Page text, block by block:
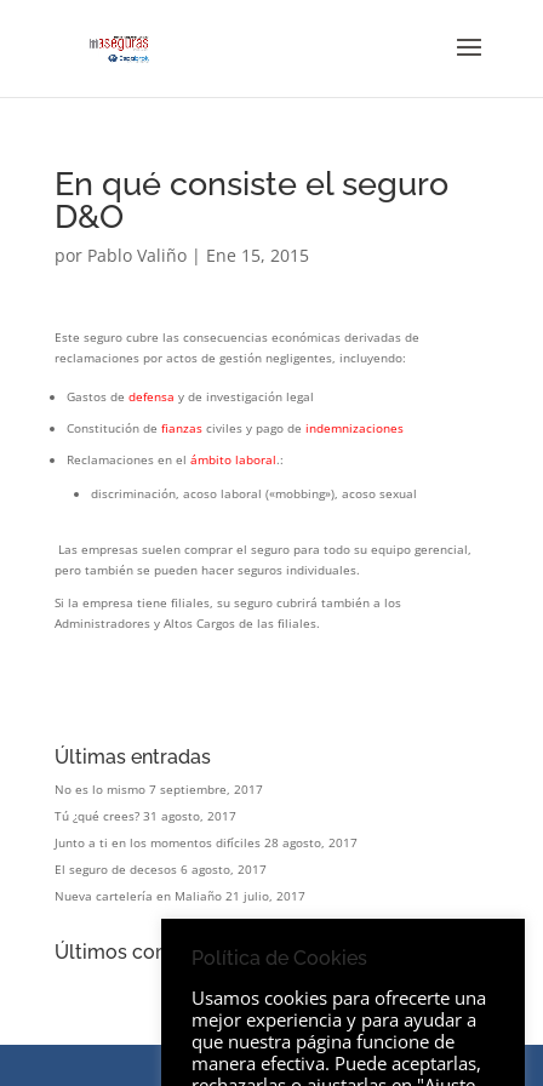
En qué consiste el seguro
D&O
por Pablo Valiño| Ene 15, 2015
Este seguro cubre las consecuencias económicas derivadas de
reclamaciones por actos de gestión negligentes, incluyendo:
Gastos de defensa y de investigación legal
Constitución de fianzasciviles y pago de indemnizaciones
Reclamaciones en el ámbito laboral.:
discriminación, acoso laboral («mobbing»), acoso sexual
Las empresas suelen comprar el seguro para todo su equipo gerencial,
pero también se pueden hacer seguros individuales.
Si la empresa tiene filiales, su seguro cubrirá también a los
Administradores y Altos Cargos de las filiales.
Últimas entradas
No es lo mismo 7 septiembre, 2017
Tú ¿qué crees? 31 agosto, 2017
Junto a ti en los momentos difíciles 28 agosto, 2017
El seguro de decesos 6 agosto, 2017
Nueva cartelería en Maliaño 21 julio, 2017
Últimos comentariosPolítica de Cookies
Usamos cookies para ofrecerte una
mejor experiencia y para ayudar a
que nuestra página funcione de
manera efectiva. Puede aceptarlas,